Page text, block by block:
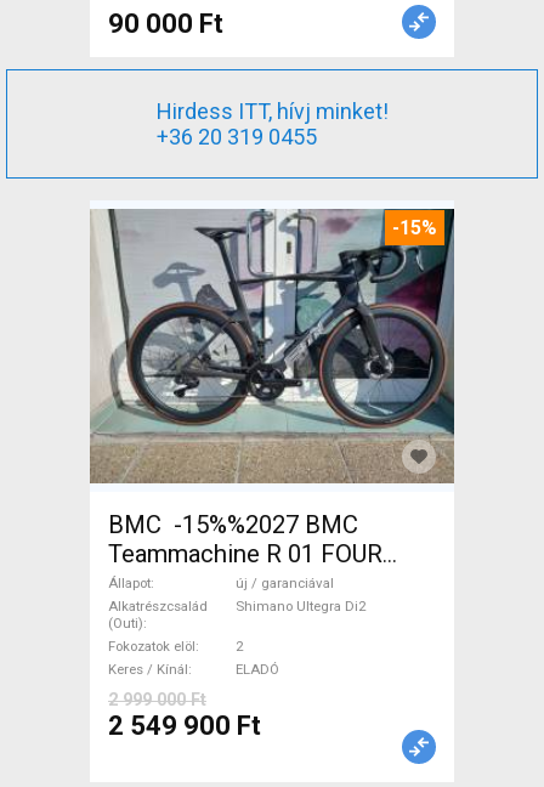
90 000 Ft
Hirdess ITT, hívj minket!
+36 20 319 0455
-15%
BMC -15%%2027 BMC
Teammachine R 01 FOUR
(56,58) Országúti Shimano
Ultegra Di2 tárcsafék új /
garanciával ELADÓ
Állapot
új / garanciával
Alkatrészcsalád
(Outi)
Shimano Ultegra Di2
Fokozatok elöl
2
Keres / Kínál
ELADÓ
2 999 000 Ft
2 549 900 Ft